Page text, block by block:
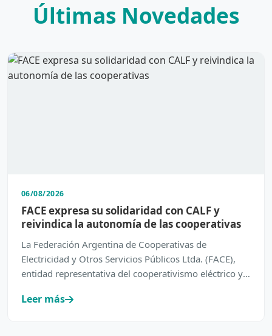
Últimas Novedades
06/08/2026
FACE expresa su solidaridad con CALF y
reivindica la autonomía de las cooperativas
La Federación Argentina de Cooperativas de
Electricidad y Otros Servicios Públicos Ltda. (FACE),
entidad representativa del cooperativismo eléctrico y
Leer más